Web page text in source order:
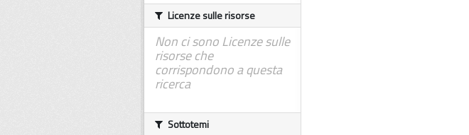
Licenze sulle risorse
Non ci sono Licenze sulle
risorse che
corrispondono a questa
ricerca
Sottotemi